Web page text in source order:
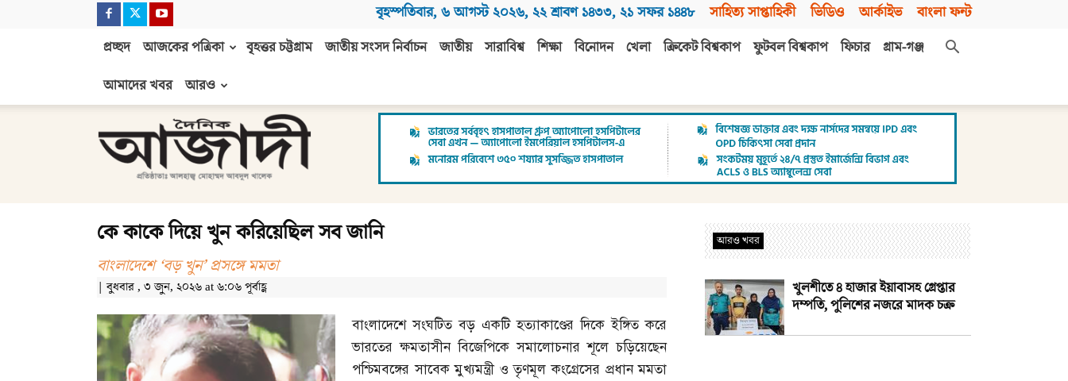
বৃহস্পতিবার, ৬ আগস্ট ২০২৬, ২২ শ্রাবণ ১৪৩৩, ২১ সফর ১৪৪৮ সাহিত্য সাপ্তাহিকী ভিডিও আর্কাইভ বাংলা ফন্ট
প্রচ্ছদ আজকের পত্রিকা বৃহত্তর চট্টগ্রাম জাতীয় সংসদ নির্বাচন জাতীয় সারাবিশ্ব শিক্ষা বিনোদন খেলা ক্রিকেট বিশ্বকাপ ফুটবল বিশ্বকাপ ফিচার
গ্রাম-গঞ্জ
আমাদের খবর
আরও
আজাদী
কে কাকে দিয়ে খুন করিয়েছিল সব জানি
বাংলাদেশে ‘বড় খুন’ প্রসঙ্গে মমতা
| বুধবার , ৩ জুন, ২০২৬ at ৬:০৬ পূর্বাহ্ণ
বাংলাদেশে সংঘটিত বড় একটি হত্যাকাণ্ডের দিকে ইঙ্গিত করে
ভারতের ক্ষমতাসীন বিজেপিকে সমালোচনার শূলে চড়িয়েছেন
পশ্চিমবঙ্গের সাবেক মুখ্যমন্ত্রী ও তৃণমূল কংগ্রেসের প্রধান মমতা
আরও খবর
খুলশীতে ৪ হাজার ইয়াবাসহ গ্রেপ্তার
দম্পতি, পুলিশের নজরে মাদক চক্র